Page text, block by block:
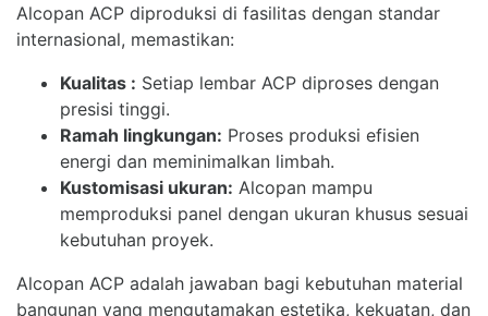
Alcopan ACP diproduksi di fasilitas dengan standar
internasional, memastikan:
Kualitas : Setiap lembar ACP diproses dengan
presisi tinggi.
Ramah lingkungan: Proses produksi efisien
energi dan meminimalkan limbah.
Kustomisasi ukuran: Alcopan mampu
memproduksi panel dengan ukuran khusus sesuai
kebutuhan proyek.
Alcopan ACP adalah jawaban bagi kebutuhan material
bangunan yang mengutamakan estetika, kekuatan, dan